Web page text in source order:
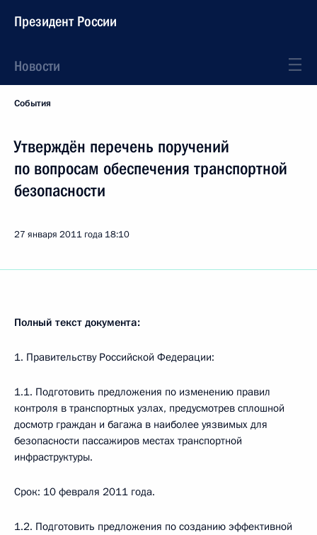
Президент России
Новости
События
Утверждён перечень поручений
по вопросам обеспечения транспортной
безопасности
27 января 2011 года 18:10
Полный текст документа:
1. Правительству Российской Федерации:
1.1. Подготовить предложения по изменению правил
контроля в транспортных узлах, предусмотрев сплошной
досмотр граждан и багажа в наиболее уязвимых для
безопасности пассажиров местах транспортной
инфраструктуры.
Срок: 10 февраля 2011 года.
1.2. Подготовить предложения по созданию эффективной